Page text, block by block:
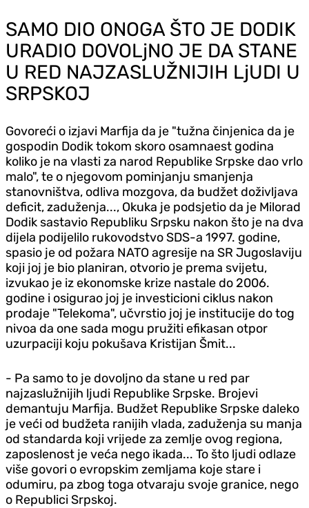
SAMO DIO ONOGA ŠTO JE DODIK
URADIO DOVOLjNO JE DA STANE
U RED NAJZASLUŽNIJIH LjUDI U
SRPSKOJ
Govoreći o izjavi Marfija da je "tužna činjenica da je
gospodin Dodik tokom skoro osamnaest godina
koliko je na vlasti za narod Republike Srpske dao vrlo
malo", te o njegovom pominjanju smanjenja
stanovništva, odliva mozgova, da budžet doživljava
deficit, zaduženja..., Okuka je podsjetio da je Milorad
Dodik sastavio Republiku Srpsku nakon što je na dva
dijela podijelilo rukovodstvo SDS-a 1997. godine,
spasio je od požara NATO agresije na SR Jugoslaviju
koji joj je bio planiran, otvorio je prema svijetu,
izvukao je iz ekonomske krize nastale do 2006.
godine i osigurao joj je investicioni ciklus nakon
prodaje "Telekoma", učvrstio joj je institucije do tog
nivoa da one sada mogu pružiti efikasan otpor
uzurpaciji koju pokušava Kristijan Šmit...
- Pa samo to je dovoljno da stane u red par
najzaslužnijih ljudi Republike Srpske. Brojevi
demantuju Marfija. Budžet Republike Srpske daleko
je veći od budžeta ranijih vlada, zaduženja su manja
od standarda koji vrijede za zemlje ovog regiona,
zaposlenost je veća nego ikada... To što ljudi odlaze
više govori o evropskim zemljama koje stare i
odumiru, pa zbog toga otvaraju svoje granice, nego
o Republici Srpskoj.